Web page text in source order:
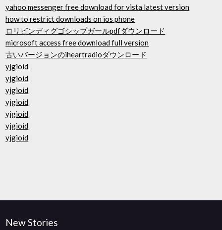
yahoo messenger free download for vista latest version
how to restrict downloads on ios phone
ロリビンディグゴシップガールpdfダウンロード
microsoft access free download full version
古いバージョンのiheartradioダウンロード
yjgioid
yjgioid
yjgioid
yjgioid
yjgioid
yjgioid
yjgioid
New Stories